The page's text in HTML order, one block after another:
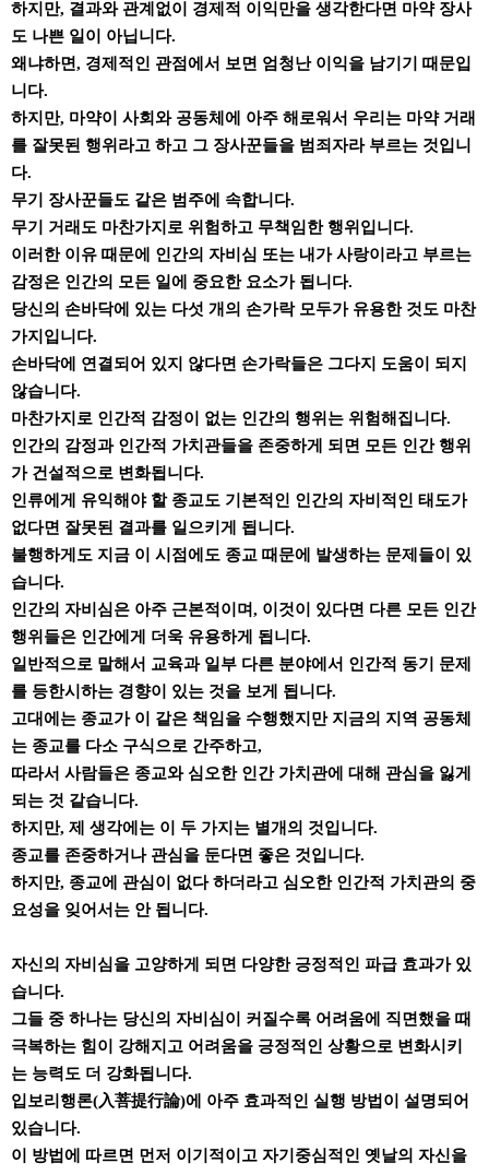
하지만, 결과와 관계없이 경제적 이익만을 생각한다면 마약 장사
도 나쁜 일이 아닙니다.
왜냐하면, 경제적인 관점에서 보면 엄청난 이익을 남기기 때문입
니다.
하지만, 마약이 사회와 공동체에 아주 해로워서 우리는 마약 거래
를 잘못된 행위라고 하고 그 장사꾼들을 범죄자라 부르는 것입니
다.
무기 장사꾼들도 같은 범주에 속합니다.
무기 거래도 마찬가지로 위험하고 무책임한 행위입니다.
이러한 이유 때문에 인간의 자비심 또는 내가 사랑이라고 부르는
감정은 인간의 모든 일에 중요한 요소가 됩니다.
당신의 손바닥에 있는 다섯 개의 손가락 모두가 유용한 것도 마찬
가지입니다.
손바닥에 연결되어 있지 않다면 손가락들은 그다지 도움이 되지
않습니다.
마찬가지로 인간적 감정이 없는 인간의 행위는 위험해집니다.
인간의 감정과 인간적 가치관들을 존중하게 되면 모든 인간 행위
가 건설적으로 변화됩니다.
인류에게 유익해야 할 종교도 기본적인 인간의 자비적인 태도가
없다면 잘못된 결과를 일으키게 됩니다.
불행하게도 지금 이 시점에도 종교 때문에 발생하는 문제들이 있
습니다.
인간의 자비심은 아주 근본적이며, 이것이 있다면 다른 모든 인간
행위들은 인간에게 더욱 유용하게 됩니다.
일반적으로 말해서 교육과 일부 다른 분야에서 인간적 동기 문제
를 등한시하는 경향이 있는 것을 보게 됩니다.
고대에는 종교가 이 같은 책임을 수행했지만 지금의 지역 공동체
는 종교를 다소 구식으로 간주하고,
따라서 사람들은 종교와 심오한 인간 가치관에 대해 관심을 잃게
되는 것 같습니다.
하지만, 제 생각에는 이 두 가지는 별개의 것입니다.
종교를 존중하거나 관심을 둔다면 좋은 것입니다.
하지만, 종교에 관심이 없다 하더라고 심오한 인간적 가치관의 중
요성을 잊어서는 안 됩니다.
자신의 자비심을 고양하게 되면 다양한 긍정적인 파급 효과가 있
습니다.
그들 중 하나는 당신의 자비심이 커질수록 어려움에 직면했을 때
극복하는 힘이 강해지고 어려움을 긍정적인 상황으로 변화시키
는 능력도 더 강화됩니다.
입보리행론(入菩提行論)에 아주 효과적인 실행 방법이 설명되어
있습니다.
이 방법에 따르면 먼저 이기적이고 자기중심적인 옛날의 자신을